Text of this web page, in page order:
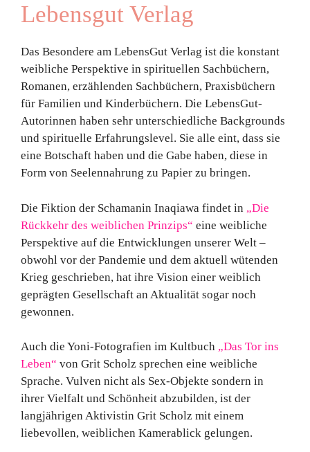
Lebensgut Verlag
Das Besondere am LebensGut Verlag ist die konstant
weibliche Perspektive in spirituellen Sachbüchern,
Romanen, erzählenden Sachbüchern, Praxisbüchern
für Familien und Kinderbüchern. Die LebensGut-
Autorinnen haben sehr unterschiedliche Backgrounds
und spirituelle Erfahrungslevel. Sie alle eint, dass sie
eine Botschaft haben und die Gabe haben, diese in
Form von Seelennahrung zu Papier zu bringen.
Die Fiktion der Schamanin Inaqiawa findet in „Die
Rückkehr des weiblichen Prinzips“ eine weibliche
Perspektive auf die Entwicklungen unserer Welt –
obwohl vor der Pandemie und dem aktuell wütenden
Krieg geschrieben, hat ihre Vision einer weiblich
geprägten Gesellschaft an Aktualität sogar noch
gewonnen.
Auch die Yoni-Fotografien im Kultbuch „Das Tor ins
Leben“ von Grit Scholz sprechen eine weibliche
Sprache. Vulven nicht als Sex-Objekte sondern in
ihrer Vielfalt und Schönheit abzubilden, ist der
langjährigen Aktivistin Grit Scholz mit einem
liebevollen, weiblichen Kamerablick gelungen.